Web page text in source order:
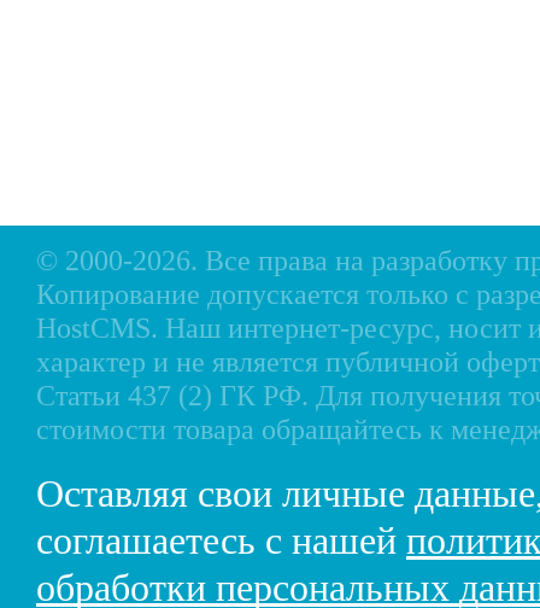
© 2000-2026. Все права на разработку
Копирование допускается только с
HostCMS. Наш интернет-ресурс,
характер и не является публичной
Статьи 437 (2) ГК РФ. Для получения
стоимости товара обращайтесь к
Оставляя свои личные
соглашаетесь с нашей
обработки персональных